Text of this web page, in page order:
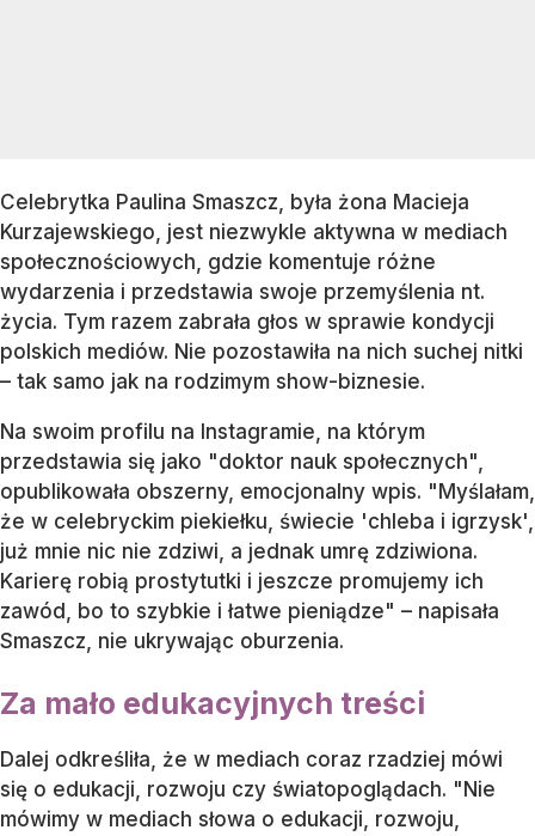
Celebrytka Paulina Smaszcz, była żona Macieja
Kurzajewskiego, jest niezwykle aktywna w mediach
społecznościowych, gdzie komentuje różne
wydarzenia i przedstawia swoje przemyślenia nt.
życia. Tym razem zabrała głos w sprawie kondycji
polskich mediów. Nie pozostawiła na nich suchej nitki
– tak samo jak na rodzimym show-biznesie.
Na swoim profilu na Instagramie, na którym
przedstawia się jako "doktor nauk społecznych",
opublikowała obszerny, emocjonalny wpis. "Myślałam,
że w celebryckim piekiełku, świecie 'chleba i igrzysk',
już mnie nic nie zdziwi, a jednak umrę zdziwiona.
Karierę robią prostytutki i jeszcze promujemy ich
zawód, bo to szybkie i łatwe pieniądze" – napisała
Smaszcz, nie ukrywając oburzenia.
Za mało edukacyjnych treści
Dalej odkreśliła, że w mediach coraz rzadziej mówi
się o edukacji, rozwoju czy światopoglądach. "Nie
mówimy w mediach słowa o edukacji, rozwoju,